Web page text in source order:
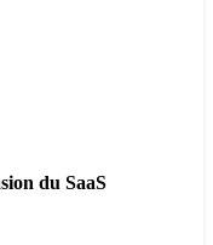
du SaaS